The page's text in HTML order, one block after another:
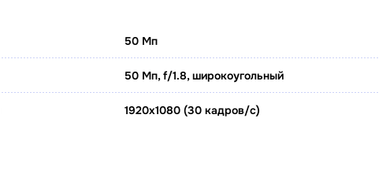
50 Мп
50 Мп, f/1.8, широкоугольный
1920x1080 (30 кадров/с)